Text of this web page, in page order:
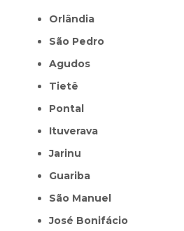
Orlândia
São Pedro
Agudos
Tietê
Pontal
Ituverava
Jarinu
Guariba
São Manuel
José Bonifácio